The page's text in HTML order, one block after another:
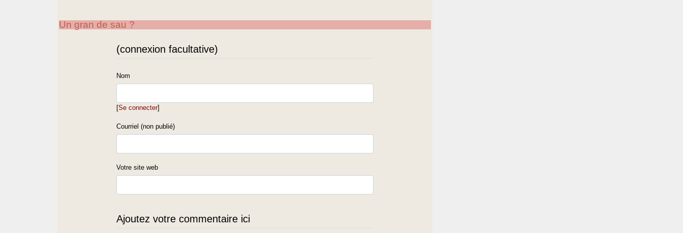
Un gran de sau ?
(connexion facultative)
Nom
[Se connecter]
Courriel (non publié)
Votre site web
Ajoutez votre commentaire ici